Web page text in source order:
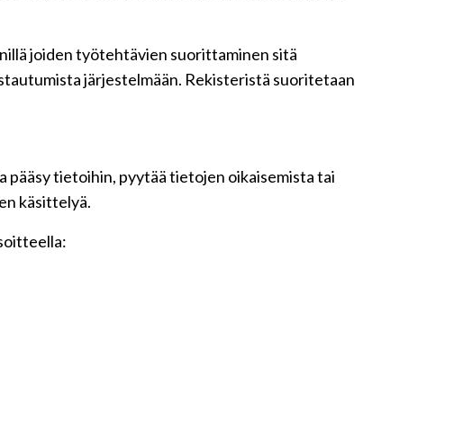
joiden työtehtävien suorittaminen sitä
järjestelmään. Rekisteristä suoritetaan
pääsy tietoihin, pyytää tietojen oikaisemista tai
käsittelyä.